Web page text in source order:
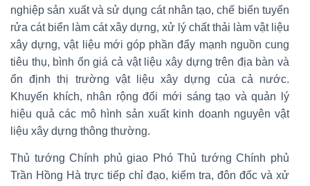
nghiệp sản xuất và sử dụng cát nhân tạo, chế biến tuyển
rửa cát biển làm cát xây dựng, xử lý chất thải làm vật liệu
xây dựng, vật liệu mới góp phần đẩy mạnh nguồn cung
tiêu thụ, bình ổn giá cả vật liệu xây dựng trên địa bàn và
ổn định thị trường vật liệu xây dựng của cả nước.
Khuyến khích, nhân rộng đổi mới sáng tạo và quản lý
hiệu quả các mô hình sản xuất kinh doanh nguyên vật
liệu xây dựng thông thường.
Thủ tướng Chính phủ giao Phó Thủ tướng Chính phủ
Trần Hồng Hà trực tiếp chỉ đạo, kiểm tra, đôn đốc và xử